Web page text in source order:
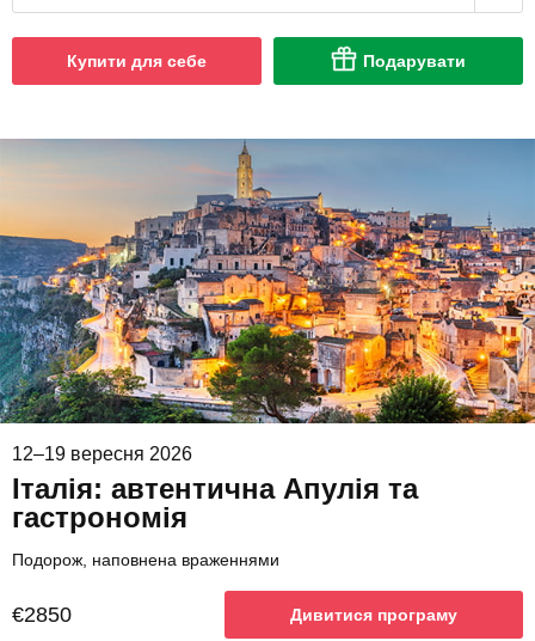
Купити для себе Подарувати
12–19 вересня 2026
Італія: автентична Апулія та
гастрономія
Подорож, наповнена враженнями
€2850 Дивитися програму